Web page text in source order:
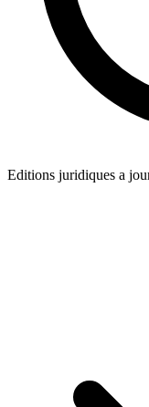
Editions juridiques a